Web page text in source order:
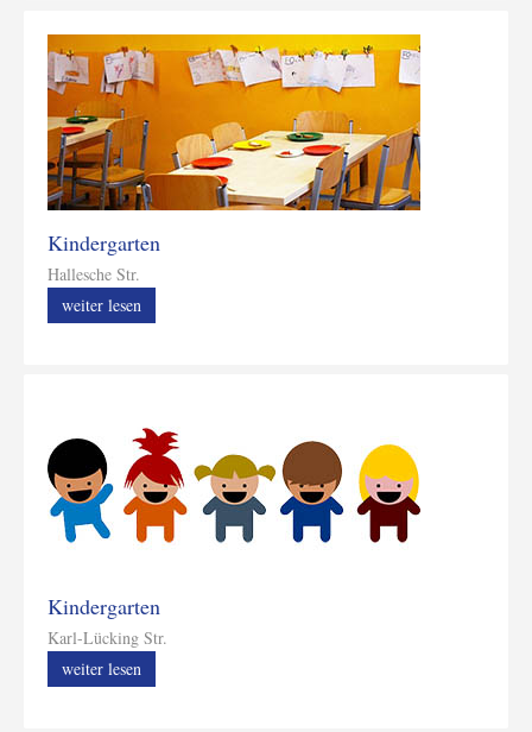
Kindergarten
Hallesche Str.
weiter lesen
Kindergarten
Karl-Lücking Str.
weiter lesen